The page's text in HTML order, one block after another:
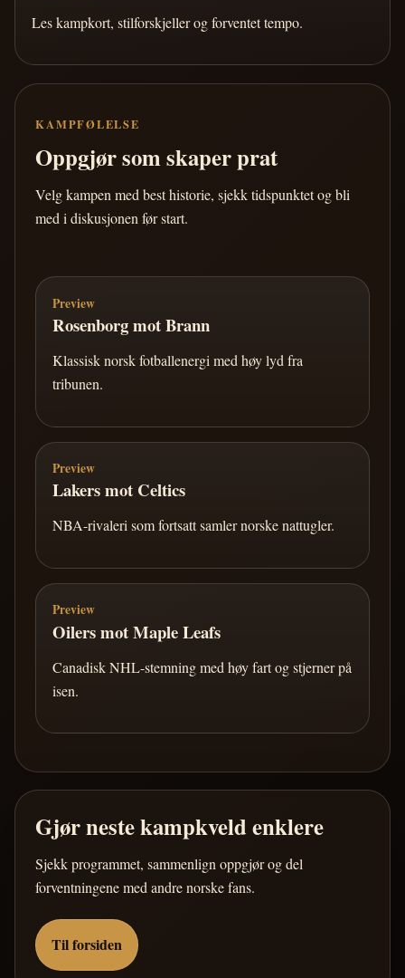
Les kampkort, stilforskjeller og forventet tempo.
KAMPFØLELSE
Oppgjør som skaper prat
Velg kampen med best historie, sjekk tidspunktet og bli
med i diskusjonen før start.
Preview
Rosenborg mot Brann
Klassisk norsk fotballenergi med høy lyd fra
tribunen.
Preview
Lakers mot Celtics
NBA-rivaleri som fortsatt samler norske nattugler.
Preview
Oilers mot Maple Leafs
Canadisk NHL-stemning med høy fart og stjerner på
isen.
Gjør neste kampkveld enklere
Sjekk programmet, sammenlign oppgjør og del
forventningene med andre norske fans.
Til forsiden